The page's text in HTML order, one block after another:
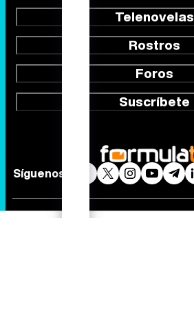
Telenovelas
Rostros
Foros
Suscríbete
Síguenos
Quiénes somos